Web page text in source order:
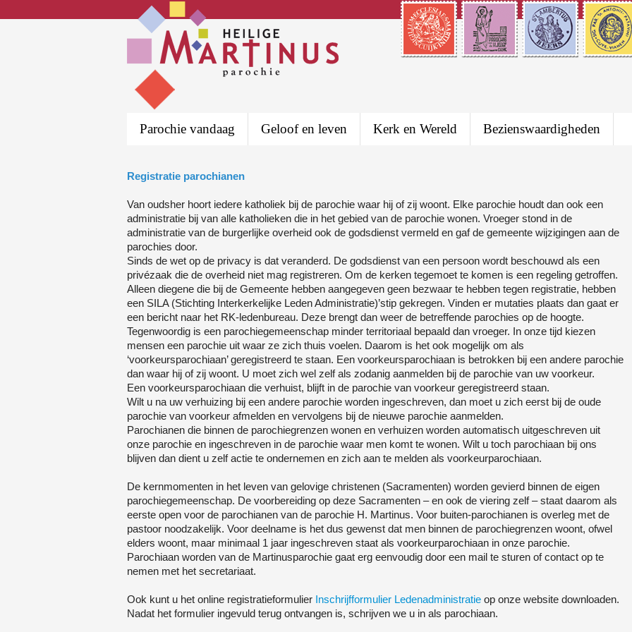
Parochie vandaag Geloof en leven Kerk en Wereld Bezienswaardigheden
Registratie parochianen
Van oudsher hoort iedere katholiek bij de parochie waar hij of zij woont. Elke parochie houdt dan ook een
administratie bij van alle katholieken die in het gebied van de parochie wonen. Vroeger stond in de
administratie van de burgerlijke overheid ook de godsdienst vermeld en gaf de gemeente wijzigingen aan de
parochies door.
Sinds de wet op de privacy is dat veranderd. De godsdienst van een persoon wordt beschouwd als een
privézaak die de overheid niet mag registreren. Om de kerken tegemoet te komen is een regeling getroffen.
Alleen diegene die bij de Gemeente hebben aangegeven geen bezwaar te hebben tegen registratie, hebben
een SILA (Stichting Interkerkelijke Leden Administratie)’stip gekregen. Vinden er mutaties plaats dan gaat er
een bericht naar het RK-ledenbureau. Deze brengt dan weer de betreffende parochies op de hoogte.
Tegenwoordig is een parochiegemeenschap minder territoriaal bepaald dan vroeger. In onze tijd kiezen
mensen een parochie uit waar ze zich thuis voelen. Daarom is het ook mogelijk om als
‘voorkeursparochiaan’ geregistreerd te staan. Een voorkeursparochiaan is betrokken bij een andere parochie
dan waar hij of zij woont. U moet zich wel zelf als zodanig aanmelden bij de parochie van uw voorkeur.
Een voorkeursparochiaan die verhuist, blijft in de parochie van voorkeur geregistreerd staan.
Wilt u na uw verhuizing bij een andere parochie worden ingeschreven, dan moet u zich eerst bij de oude
parochie van voorkeur afmelden en vervolgens bij de nieuwe parochie aanmelden.
Parochianen die binnen de parochiegrenzen wonen en verhuizen worden automatisch uitgeschreven uit
onze parochie en ingeschreven in de parochie waar men komt te wonen. Wilt u toch parochiaan bij ons
blijven dan dient u zelf actie te ondernemen en zich aan te melden als voorkeurparochiaan.
De kernmomenten in het leven van gelovige christenen (Sacramenten) worden gevierd binnen de eigen
parochiegemeenschap. De voorbereiding op deze Sacramenten – en ook de viering zelf – staat daarom als
eerste open voor de parochianen van de parochie H. Martinus. Voor buiten-parochianen is overleg met de
pastoor noodzakelijk. Voor deelname is het dus gewenst dat men binnen de parochiegrenzen woont, ofwel
elders woont, maar minimaal 1 jaar ingeschreven staat als voorkeurparochiaan in onze parochie.
Parochiaan worden van de Martinusparochie gaat erg eenvoudig door een mail te sturen of contact op te
nemen met het secretariaat.
Ook kunt u het online registratieformulier Inschrijfformulier Ledenadministratie op onze website downloaden.
Nadat het formulier ingevuld terug ontvangen is, schrijven we u in als parochiaan.